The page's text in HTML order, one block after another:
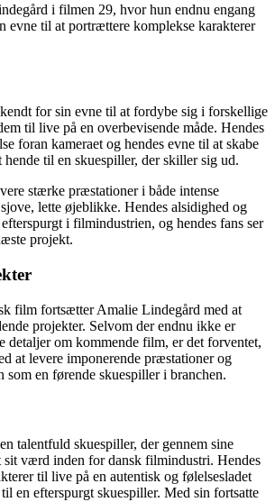
i filmen 29, hvor hun endnu engang
evne til at portrættere komplekse karakterer
for sin evne til at fordybe sig i forskellige
til live på en overbevisende måde. Hendes
foran kameraet og hendes evne til at skabe
til en skuespiller, der skiller sig ud.
stærke præstationer i både intense
lette øjeblikke. Hendes alsidighed og
i filmindustrien, og hendes fans ser
projekt.
film fortsætter Amalie Lindegård med at
projekter. Selvom der endnu ikke er
detaljer om kommende film, er det forventet,
at levere imponerende præstationer og
som en førende skuespiller i branchen.
talentfuld skuespiller, der gennem sine
sit værd inden for dansk filmindustri. Hendes
til live på en autentisk og følelsesladet
en efterspurgt skuespiller. Med sin fortsatte